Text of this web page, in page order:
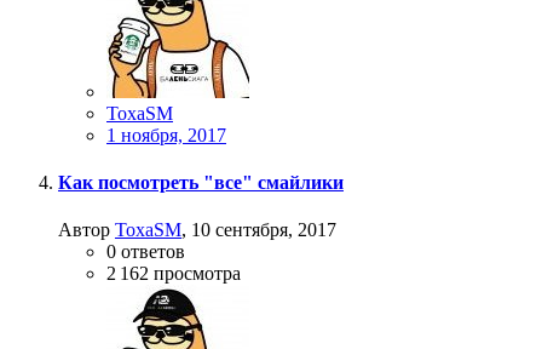
ToxaSM
1 ноября, 2017
Как посмотреть "все" смайлики
Автор ToxaSM, 10 сентября, 2017
0 ответов
2 162 просмотра